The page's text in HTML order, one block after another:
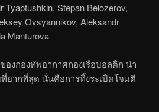
Tyaptushkin, Stepan Belozerov,
Ovsyannikov, Aleksandr
Manturova
งกองทัพอากาศกองเรือบอลติก นำ
ยากที่สุด นั่นคือการทิ้งระเบิดโจมตี